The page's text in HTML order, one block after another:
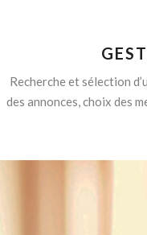
Recherche et sélection
des annonces, choix des